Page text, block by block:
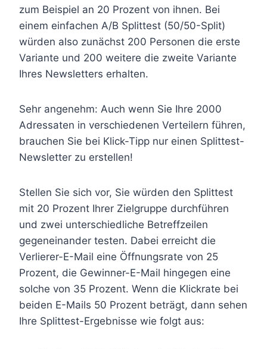
zum Beispiel an 20 Prozent von ihnen. Bei
einem einfachen A/B Splittest (50/50-Split)
würden also zunächst 200 Personen die erste
Variante und 200 weitere die zweite Variante
Ihres Newsletters erhalten.
Sehr angenehm: Auch wenn Sie Ihre 2000
Adressaten in verschiedenen Verteilern führen,
brauchen Sie bei Klick-Tipp nur einen Splittest-
Newsletter zu erstellen!
Stellen Sie sich vor, Sie würden den Splittest
mit 20 Prozent Ihrer Zielgruppe durchführen
und zwei unterschiedliche Betreffzeilen
gegeneinander testen. Dabei erreicht die
Verlierer-E-Mail eine Öffnungsrate von 25
Prozent, die Gewinner-E-Mail hingegen eine
solche von 35 Prozent. Wenn die Klickrate bei
beiden E-Mails 50 Prozent beträgt, dann sehen
Ihre Splittest-Ergebnisse wie folgt aus: